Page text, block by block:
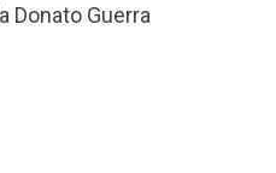
Donato Guerra